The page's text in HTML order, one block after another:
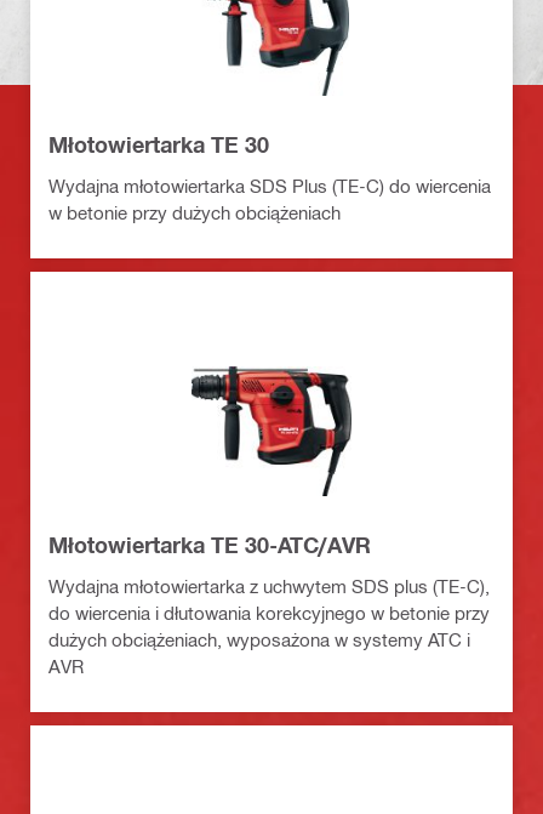
Młotowiertarka TE 30
Wydajna młotowiertarka SDS Plus (TE-C) do wiercenia
w betonie przy dużych obciążeniach
Młotowiertarka TE 30-ATC/AVR
Wydajna młotowiertarka z uchwytem SDS plus (TE-C),
do wiercenia i dłutowania korekcyjnego w betonie przy
dużych obciążeniach, wyposażona w systemy ATC i
AVR